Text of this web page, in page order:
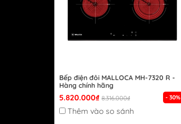
Bếp điện đôi MALLOCA MH-7320 R -
Hàng chính hãng
5.820.000₫ 8.316.000₫ - 30%
Thêm vào so sánh